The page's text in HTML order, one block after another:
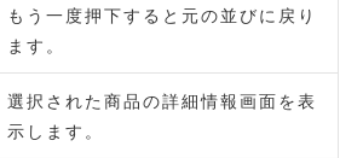
もう一度押下すると元の並びに戻り
ます。
選択された商品の詳細情報画面を表
示します。